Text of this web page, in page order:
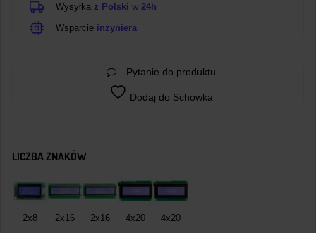
Wysyłka z Polski w 24h
Wsparcie inżyniera
Pytanie do produktu
Dodaj do Schowka
LICZBA ZNAKÓW
2x8 2x16 2x16 4x20 4x20